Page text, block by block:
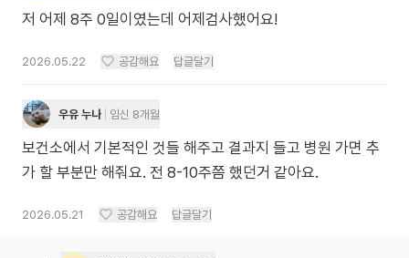
저 어제 8주 0일이였는데 어제검사했어요!
2026.05.22 공감해요 답글달기
우유 누나 임신 8개월
보건소에서 기본적인 것들 해주고 결과지 들고 병원 가면 추
가 할 부분만 해줘요. 전 8-10주쯤 했던거 같아요.
2026.05.21 공감해요 답글달기